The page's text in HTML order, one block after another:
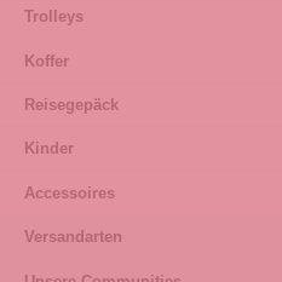
Trolleys
Koffer
Reisegepäck
Kinder
Accessoires
Versandarten